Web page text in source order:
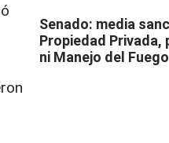
Senado: media
Propiedad Privada,
ni Manejo del Fuego